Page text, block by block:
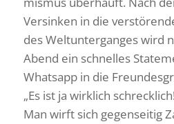
Versinken in die
des Welt­un­ter­ganges wird
Abend ein schnelles
Whatsapp in die
„Es ist ja wirk­lich
Man wirft sich gegen­seitig